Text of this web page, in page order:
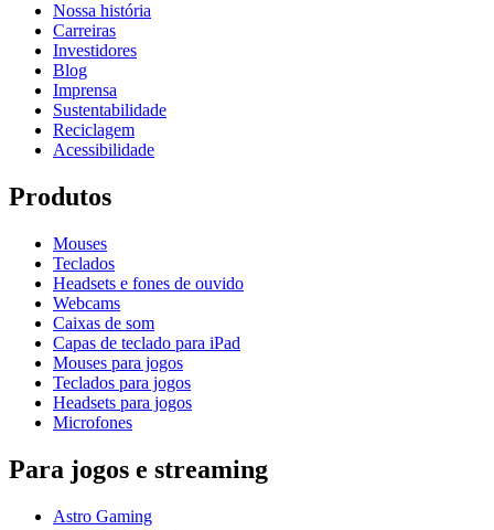
Nossa história
Carreiras
Investidores
Blog
Imprensa
Sustentabilidade
Reciclagem
Acessibilidade
Produtos
Mouses
Teclados
Headsets e fones de ouvido
Webcams
Caixas de som
Capas de teclado para iPad
Mouses para jogos
Teclados para jogos
Headsets para jogos
Microfones
Para jogos e streaming
Astro Gaming